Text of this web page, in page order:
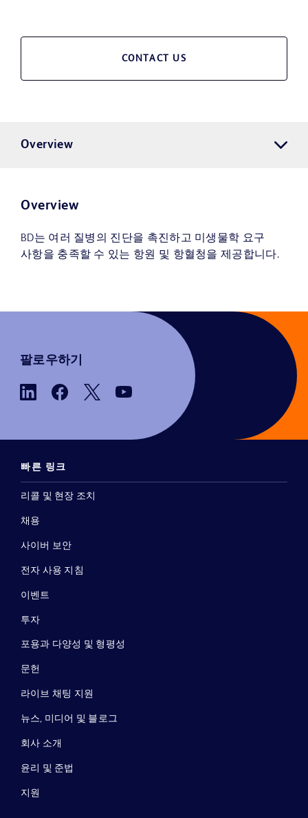
CONTACT US
Overview
Overview
BD는 여러 질병의 진단을 촉진하고 미생물학 요구
사항을 충족할 수 있는 항원 및 항혈청을 제공합니다.
팔로우하기
빠른 링크
리콜 및 현장 조치
채용
사이버 보안
전자 사용 지침
이벤트
투자
포용과 다양성 및 형평성
문헌
라이브 채팅 지원
뉴스, 미디어 및 블로그
회사 소개
윤리 및 준법
지원